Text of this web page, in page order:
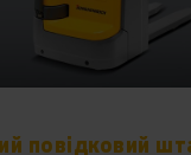
повідковий